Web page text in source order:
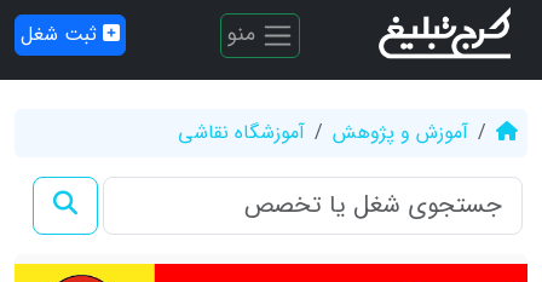
منو ثبت شغل
آموزش و پژوهش آموزشگاه نقاشی